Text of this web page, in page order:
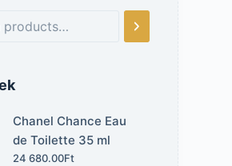
Chanel Chance Eau
de Toilette 35 ml
24 680.00Ft